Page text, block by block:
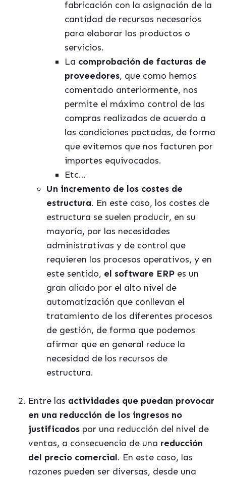
fabricación con la asignación de la
cantidad de recursos necesarios
para elaborar los productos o
servicios.
La comprobación de facturas de
proveedores, que como hemos
comentado anteriormente, nos
permite el máximo control de las
compras realizadas de acuerdo a
las condiciones pactadas, de forma
que evitemos que nos facturen por
importes equivocados.
Etc…
Un incremento de los costes de
estructura. En este caso, los costes de
estructura se suelen producir, en su
mayoría, por las necesidades
administrativas y de control que
requieren los procesos operativos, y en
este sentido, el software ERP es un
gran aliado por el alto nivel de
automatización que conllevan el
tratamiento de los diferentes procesos
de gestión, de forma que podemos
afirmar que en general reduce la
necesidad de los recursos de
estructura.
Entre las actividades que puedan provocar
en una reducción de los ingresos no
justificados por una reducción del nivel de
ventas, a consecuencia de una reducción
del precio comercial. En este caso, las
razones pueden ser diversas, desde una